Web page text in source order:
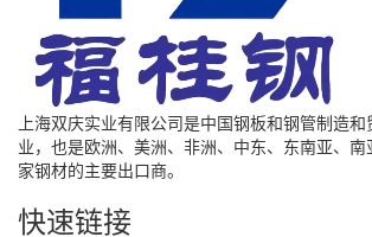
上海双庆实业有限公司是中国钢板和钢管制造
业，也是欧洲、美洲、非洲、中东、东南亚、
家钢材的主要出口商。
快速链接